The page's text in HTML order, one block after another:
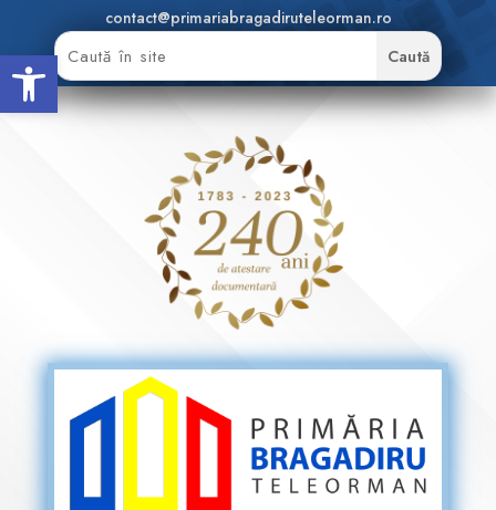
Deschide bara de unelte
contact@primariabragadiruteleorman.ro